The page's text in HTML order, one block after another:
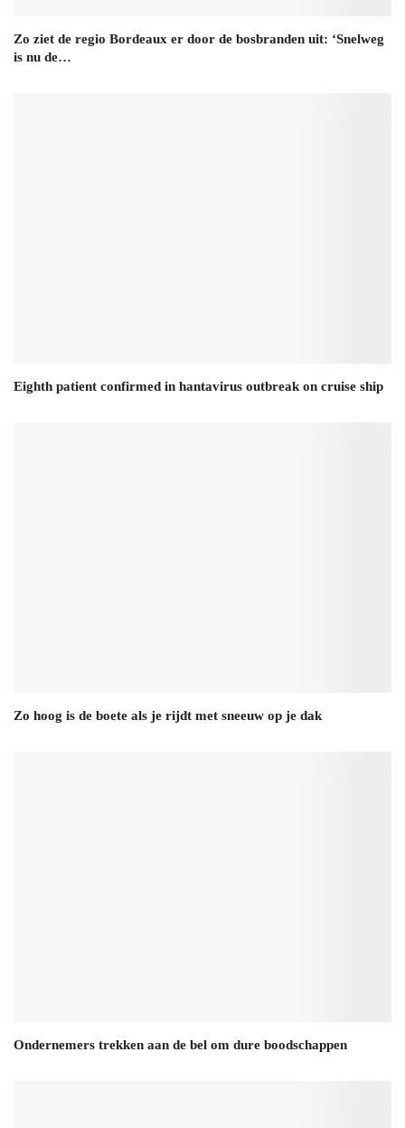
Zo ziet de regio Bordeaux er door de bosbranden uit: ‘Snelweg
is nu de…
Eighth patient confirmed in hantavirus outbreak on cruise ship
Zo hoog is de boete als je rijdt met sneeuw op je dak
Ondernemers trekken aan de bel om dure boodschappen